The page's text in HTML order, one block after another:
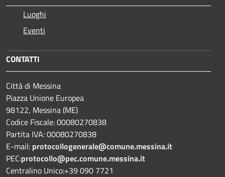
Luoghi
Eventi
CONTATTI
Città di Messina
Piazza Unione Europea
98122, Messina (ME)
Codice Fiscale: 00080270838
Partita IVA: 00080270838
E-mail: protocollogenerale@comune.messina.it
PEC:protocollo@pec.comune.messina.it
Centralino Unico:+39 090 7721